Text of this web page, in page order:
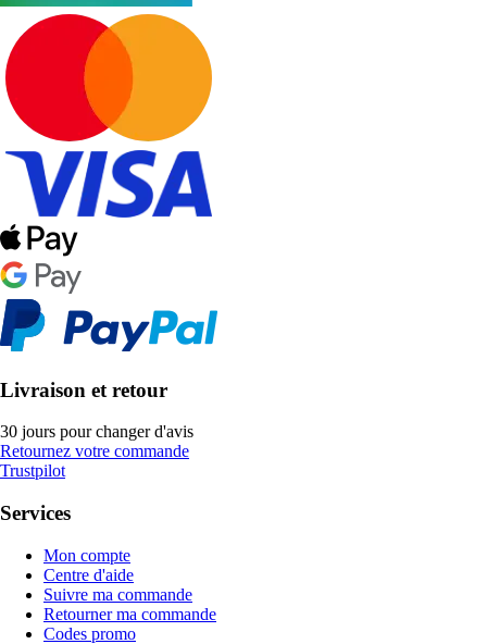
Livraison et retour
30 jours pour changer d'avis
Retournez votre commande
Trustpilot
Services
Mon compte
Centre d'aide
Suivre ma commande
Retourner ma commande
Codes promo